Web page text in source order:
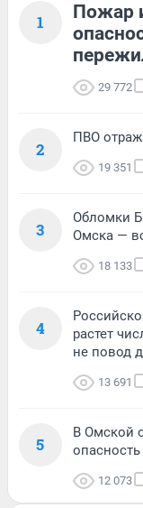
1
Пожар
29 772
2
ПВО
19 351
3
Обломки
Омска —
18 133
4
растет
не повод
13 691
5
В Омской
12 073